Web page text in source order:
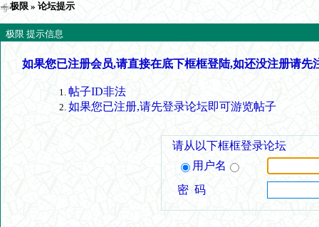
极限 » 论坛提示
极限 提示信息
如果您已注册会员,请直接在底下框框登陆,如还没注册请先
帖子ID非法
如果您已注册,请先登录论坛即可游览帖子
请从以下框框登录论坛
用户名
密 码